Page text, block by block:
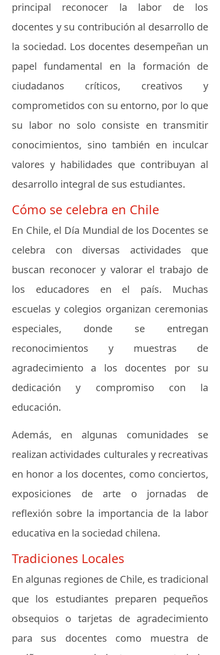
principal reconocer la labor de los
docentes y su contribución al desarrollo de
la sociedad. Los docentes desempeñan un
papel fundamental en la formación de
ciudadanos críticos, creativos y
comprometidos con su entorno, por lo que
su labor no solo consiste en transmitir
conocimientos, sino también en inculcar
valores y habilidades que contribuyan al
desarrollo integral de sus estudiantes.
Cómo se celebra en Chile
En Chile, el Día Mundial de los Docentes se
celebra con diversas actividades que
buscan reconocer y valorar el trabajo de
los educadores en el país. Muchas
escuelas y colegios organizan ceremonias
especiales, donde se entregan
reconocimientos y muestras de
agradecimiento a los docentes por su
dedicación y compromiso con la
educación.
Además, en algunas comunidades se
realizan actividades culturales y recreativas
en honor a los docentes, como conciertos,
exposiciones de arte o jornadas de
reflexión sobre la importancia de la labor
educativa en la sociedad chilena.
Tradiciones Locales
En algunas regiones de Chile, es tradicional
que los estudiantes preparen pequeños
obsequios o tarjetas de agradecimiento
para sus docentes como muestra de